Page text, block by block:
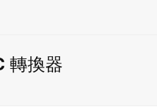
轉換器